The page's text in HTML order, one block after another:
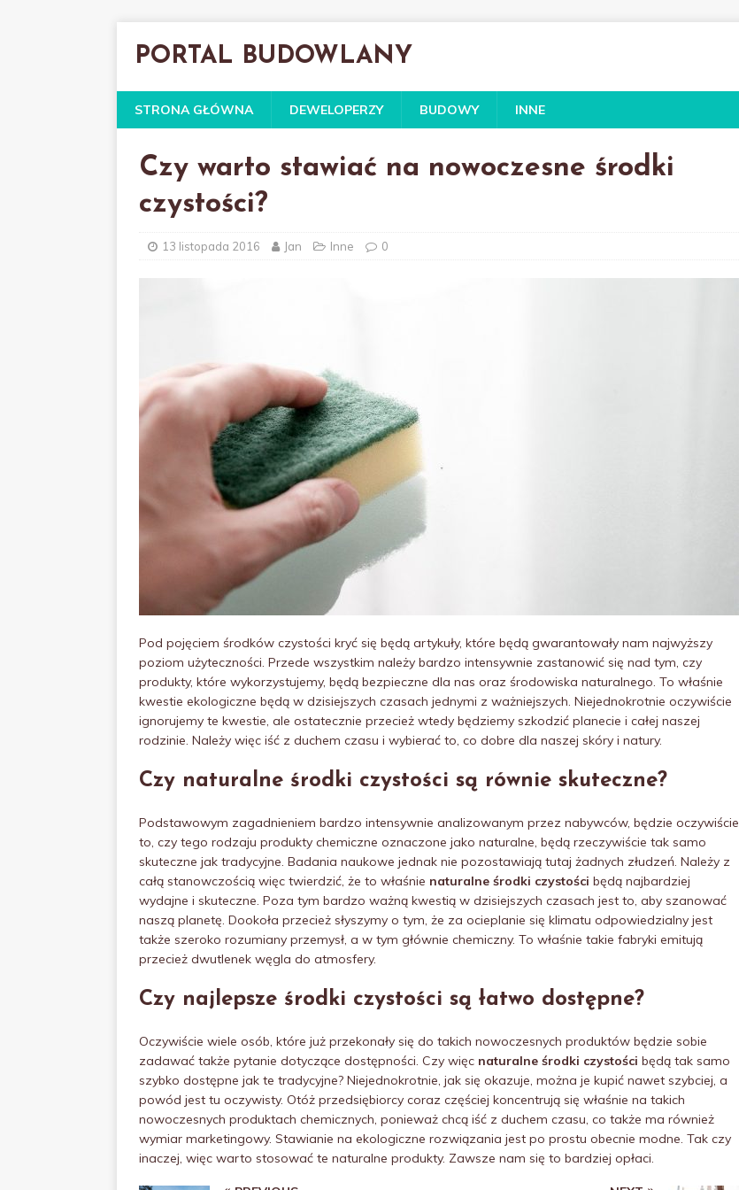
PORTAL BUDOWLANY
STRONA GŁÓWNA DEWELOPERZY BUDOWY INNE
Czy warto stawiać na nowoczesne środki
czystości?
13 listopada 2016 Jan Inne 0
Pod pojęciem środków czystości kryć się będą artykuły, które będą gwarantowały nam najwyższy
poziom użyteczności. Przede wszystkim należy bardzo intensywnie zastanowić się nad tym, czy
produkty, które wykorzystujemy, będą bezpieczne dla nas oraz środowiska naturalnego. To właśnie
kwestie ekologiczne będą w dzisiejszych czasach jednymi z ważniejszych. Niejednokrotnie oczywiście
ignorujemy te kwestie, ale ostatecznie przecież wtedy będziemy szkodzić planecie i całej naszej
rodzinie. Należy więc iść z duchem czasu i wybierać to, co dobre dla naszej skóry i natury.
Czy naturalne środki czystości są równie skuteczne?
Podstawowym zagadnieniem bardzo intensywnie analizowanym przez nabywców, będzie oczywiście
to, czy tego rodzaju produkty chemiczne oznaczone jako naturalne, będą rzeczywiście tak samo
skuteczne jak tradycyjne. Badania naukowe jednak nie pozostawiają tutaj żadnych złudzeń. Należy z
całą stanowczością więc twierdzić, że to właśnie naturalne środki czystości będą najbardziej
wydajne i skuteczne. Poza tym bardzo ważną kwestią w dzisiejszych czasach jest to, aby szanować
naszą planetę. Dookoła przecież słyszymy o tym, że za ocieplanie się klimatu odpowiedzialny jest
także szeroko rozumiany przemysł, a w tym głównie chemiczny. To właśnie takie fabryki emitują
przecież dwutlenek węgla do atmosfery.
Czy najlepsze środki czystości są łatwo dostępne?
Oczywiście wiele osób, które już przekonały się do takich nowoczesnych produktów będzie sobie
zadawać także pytanie dotyczące dostępności. Czy więc naturalne środki czystości będą tak samo
szybko dostępne jak te tradycyjne? Niejednokrotnie, jak się okazuje, można je kupić nawet szybciej, a
powód jest tu oczywisty. Otóż przedsiębiorcy coraz częściej koncentrują się właśnie na takich
nowoczesnych produktach chemicznych, ponieważ chcą iść z duchem czasu, co także ma również
wymiar marketingowy. Stawianie na ekologiczne rozwiązania jest po prostu obecnie modne. Tak czy
inaczej, więc warto stosować te naturalne produkty. Zawsze nam się to bardziej opłaci.